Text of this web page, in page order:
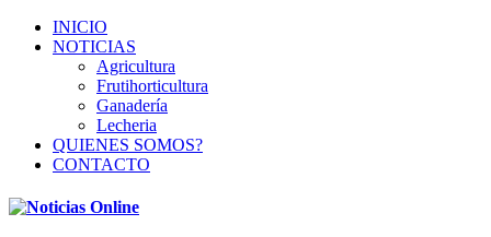
INICIO
NOTICIAS
Agricultura
Frutihorticultura
Ganadería
Lecheria
QUIENES SOMOS?
CONTACTO